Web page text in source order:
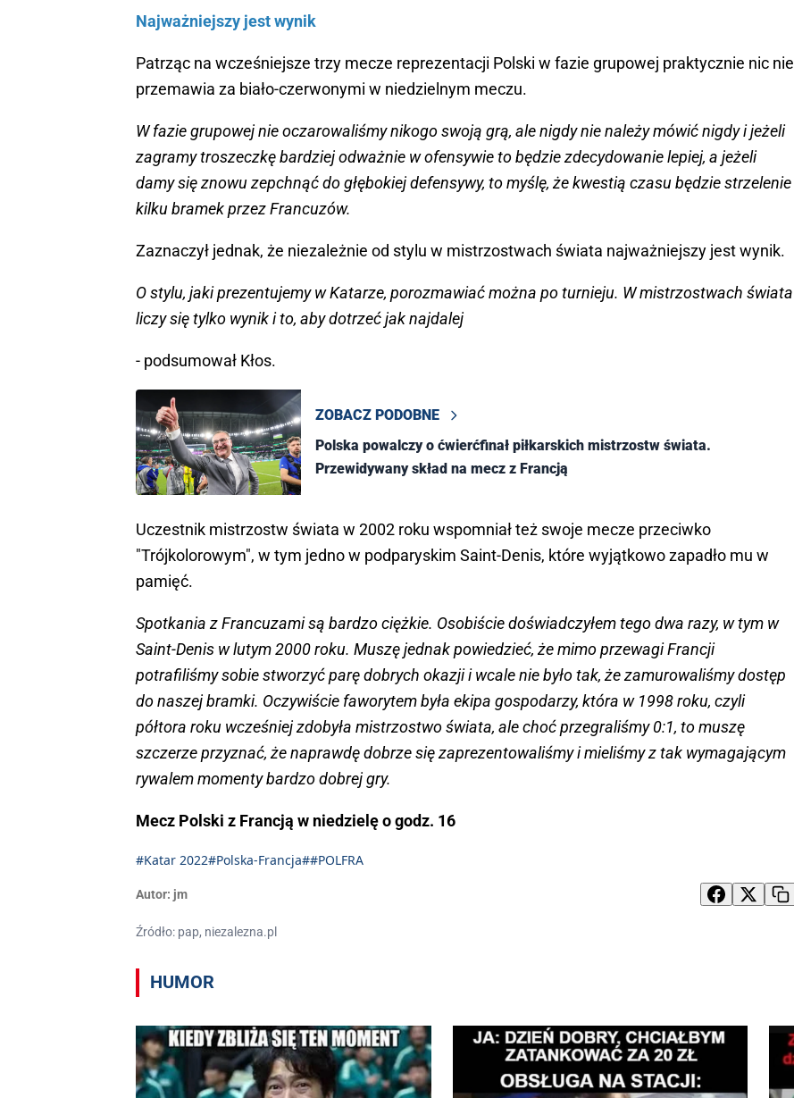
Najważniejszy jest wynik
Patrząc na wcześniejsze trzy mecze reprezentacji Polski w fazie grupowej praktycznie nic nie
przemawia za biało-czerwonymi w niedzielnym meczu.
W fazie grupowej nie oczarowaliśmy nikogo swoją grą, ale nigdy nie należy mówić nigdy i jeżeli
zagramy troszeczkę bardziej odważnie w ofensywie to będzie zdecydowanie lepiej, a jeżeli
damy się znowu zepchnąć do głębokiej defensywy, to myślę, że kwestią czasu będzie strzelenie
kilku bramek przez Francuzów.
Zaznaczył jednak, że niezależnie od stylu w mistrzostwach świata najważniejszy jest wynik.
O stylu, jaki prezentujemy w Katarze, porozmawiać można po turnieju. W mistrzostwach świata
liczy się tylko wynik i to, aby dotrzeć jak najdalej
- podsumował Kłos.
ZOBACZ PODOBNE
Polska powalczy o ćwierćfinał piłkarskich mistrzostw świata.
Przewidywany skład na mecz z Francją
Uczestnik mistrzostw świata w 2002 roku wspomniał też swoje mecze przeciwko
"Trójkolorowym", w tym jedno w podparyskim Saint-Denis, które wyjątkowo zapadło mu w
pamięć.
Spotkania z Francuzami są bardzo ciężkie. Osobiście doświadczyłem tego dwa razy, w tym w
Saint-Denis w lutym 2000 roku. Muszę jednak powiedzieć, że mimo przewagi Francji
potrafiliśmy sobie stworzyć parę dobrych okazji i wcale nie było tak, że zamurowaliśmy dostęp
do naszej bramki. Oczywiście faworytem była ekipa gospodarzy, która w 1998 roku, czyli
półtora roku wcześniej zdobyła mistrzostwo świata, ale choć przegraliśmy 0:1, to muszę
szczerze przyznać, że naprawdę dobrze się zaprezentowaliśmy i mieliśmy z tak wymagającym
rywalem momenty bardzo dobrej gry.
Mecz Polski z Francją w niedzielę o godz. 16
#Katar 2022#Polska-Francja##POLFRA
Autor: jm
Źródło: pap, niezalezna.pl
HUMOR